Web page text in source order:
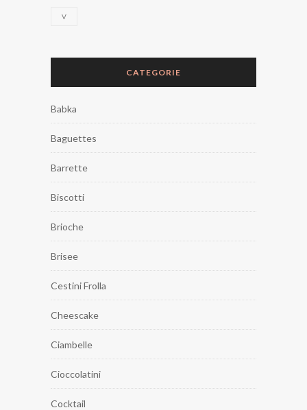
V
CATEGORIE
Babka
Baguettes
Barrette
Biscotti
Brioche
Brisee
Cestini Frolla
Cheescake
Ciambelle
Cioccolatini
Cocktail